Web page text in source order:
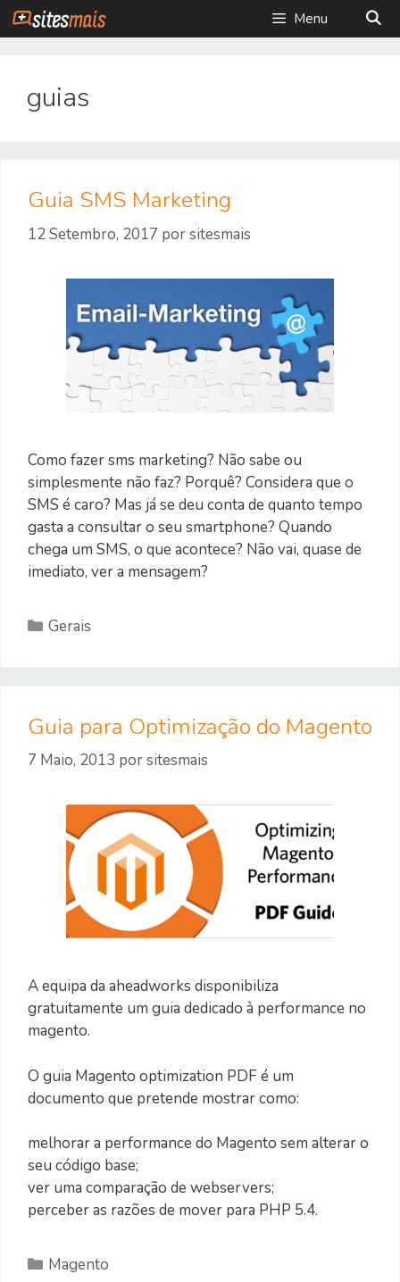
Saltar
para
Menu
guias
Guia SMS Marketing
12 Setembro, 2017 porsitesmais
Como fazer sms marketing? Não sabe ou
simplesmente não faz? Porquê? Considera que o
SMS é caro? Mas já se deu conta de quanto tempo
gasta a consultar o seu smartphone? Quando
chega um SMS, o que acontece? Não vai, quase de
imediato, ver a mensagem?
Categorias
Gerais
Guia para Optimização do Magento
7 Maio, 2013 porsitesmais
A equipa da aheadworks disponibiliza
gratuitamente um guia dedicado à performance no
magento.
O guia Magento optimization PDF é um
documento que pretende mostrar como:
melhorar a performance do Magento sem alterar o
seu código base;
ver uma comparação de webservers;
perceber as razões de mover para PHP 5.4.
Categorias
Magento